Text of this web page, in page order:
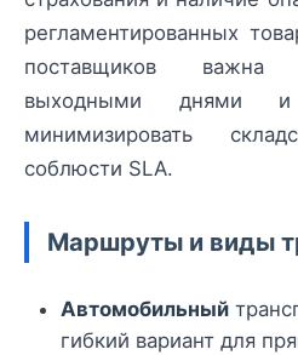
регламентированных
поставщиков важна
выходными днями
минимизировать
соблюсти SLA.
Маршруты и виды
Автомобильный
гибкий вариант для